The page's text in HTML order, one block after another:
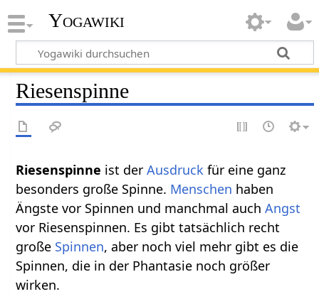
Yogawiki
Riesenspinne
Riesenspinne ist derAusdruck für eine ganz
besonders große Spinne. Menschen haben
Ängste vor Spinnen und manchmal auchAngst
vor Riesenspinnen. Es gibt tatsächlich recht
große Spinnen, aber noch viel mehr gibt es die
Spinnen, die in der Phantasie noch größer
wirken.